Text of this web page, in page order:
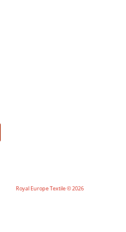
Royal Europe Textile © 2026